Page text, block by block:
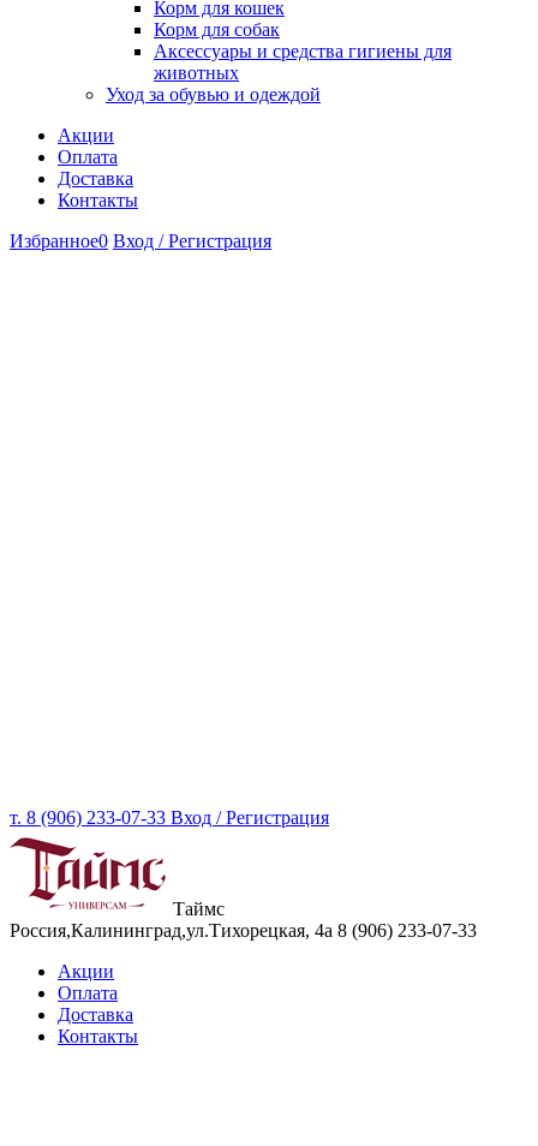
Корм для кошек
Корм для собак
Аксессуары и средства гигиены для
животных
Уход за обувью и одеждой
Акции
Оплата
Доставка
Контакты
Избранное0 Вход / Регистрация
т. 8 (906) 233-07-33 Вход / Регистрация
Таймс
Россия,Калининград,ул.Тихорецкая, 4а 8 (906) 233-07-33
Акции
Оплата
Доставка
Контакты